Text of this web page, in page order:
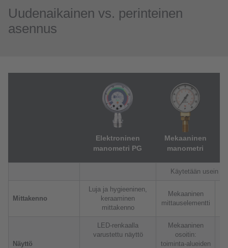
Uudenaikainen vs. perinteinen
asennus
Elektroninen
manometri PG
Mekaaninen
manometri
Käytetään usein
Mittakenno
Luja ja hygieeninen,
keraaminen
mittakenno
Mekaaninen
mittauselementti
Näyttö
LED-renkaalla
varustettu näyttö
Mekaaninen
osoitin:
toiminta-alueiden